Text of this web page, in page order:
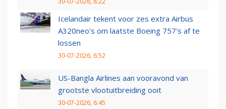
Icelandair tekent voor zes extra Airbus
A320neo's om laatste Boeing 757's af te
lossen
30-07-2026, 6:52
US-Bangla Airlines aan vooravond van
grootste vlootuitbreiding ooit
30-07-2026, 6:45